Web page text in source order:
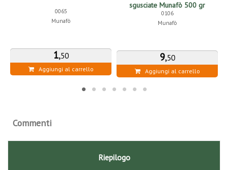
0065
Munafò
1,50
Aggiungi al carrello
sgusciate Munafò 500 gr
0106
Munafò
9,50
Aggiungi al carrello
Commenti
Riepilogo